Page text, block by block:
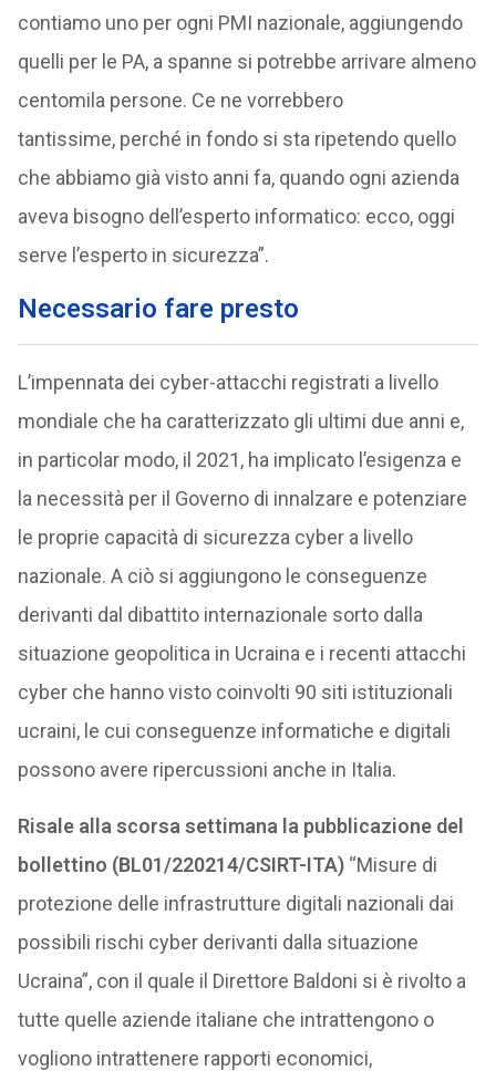
contiamo uno per ogni PMI nazionale, aggiungendo
quelli per le PA, a spanne si potrebbe arrivare almeno
centomila persone. Ce ne vorrebbero
tantissime, perché in fondo si sta ripetendo quello
che abbiamo già visto anni fa, quando ogni azienda
aveva bisogno dell’esperto informatico: ecco, oggi
serve l’esperto in sicurezza”.
Necessario fare presto
L’impennata dei cyber-attacchi registrati a livello
mondiale che ha caratterizzato gli ultimi due anni e,
in particolar modo, il 2021, ha implicato l’esigenza e
la necessità per il Governo di innalzare e potenziare
le proprie capacità di sicurezza cyber a livello
nazionale. A ciò si aggiungono le conseguenze
derivanti dal dibattito internazionale sorto dalla
situazione geopolitica in Ucraina e i recenti attacchi
cyber che hanno visto coinvolti 90 siti istituzionali
ucraini, le cui conseguenze informatiche e digitali
possono avere ripercussioni anche in Italia.
Risale alla scorsa settimana la pubblicazione del
bollettino (BL01/220214/CSIRT-ITA)“Misure di
protezione delle infrastrutture digitali nazionali dai
possibili rischi cyber derivanti dalla situazione
Ucraina”, con il quale il Direttore Baldoni si è rivolto a
tutte quelle aziende italiane che intrattengono o
vogliono intrattenere rapporti economici,